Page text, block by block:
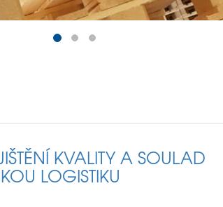
KVALITY A SOULAD
LOGISTIKU